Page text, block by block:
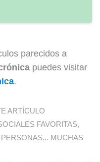
parecidos a
puedes visitar
.
ARTÍCULO
FAVORITAS,
MUCHAS